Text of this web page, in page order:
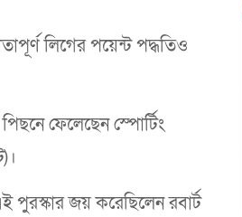
লিগের পয়েন্ট পদ্ধতিও
ফেলেছেন স্পোর্টিং
জয় করেছিলেন রবার্ট